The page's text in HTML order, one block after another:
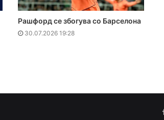
Рашфорд се збогува со Барселона
30.07.2026 19:28